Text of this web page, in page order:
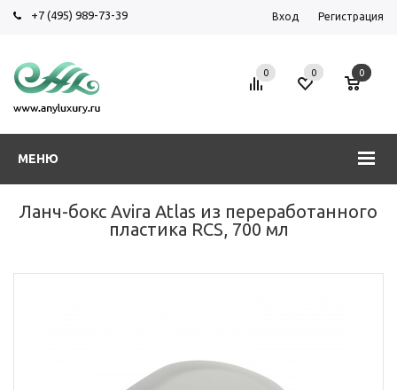
+7 (495) 989-73-39 Вход Регистрация
МЕНЮ
0 0 0
Ланч-бокс Avira Atlas из переработанного
пластика RCS, 700 мл